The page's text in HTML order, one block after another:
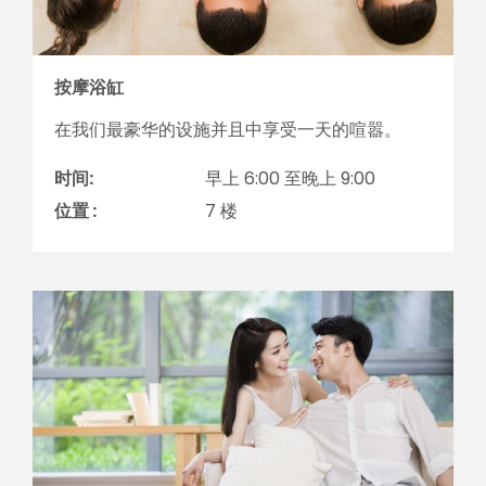
按摩浴缸
在我们最豪华的设施并且中享受一天的喧嚣。
时间:
早上 6:00 至晚上 9:00
位置 :
7 楼